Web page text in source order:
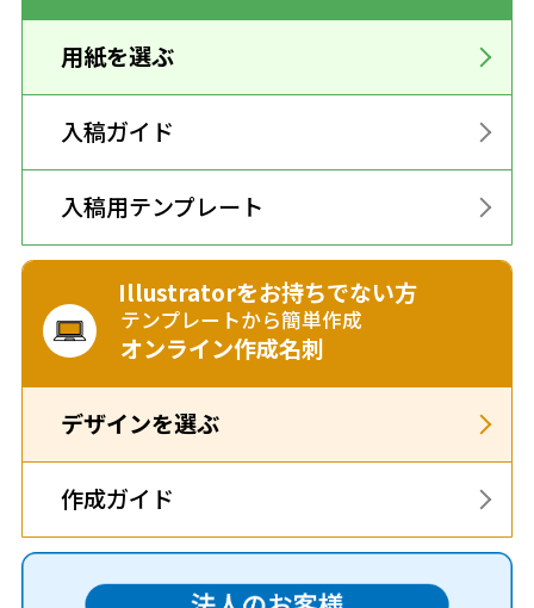
用紙を選ぶ
入稿ガイド
入稿用テンプレート
Illustratorをお持ちでない方
テンプレートから簡単作成
オンライン作成名刺
デザインを選ぶ
作成ガイド